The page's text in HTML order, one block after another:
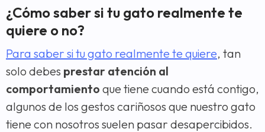
¿Cómo saber si tu gato realmente te
quiere o no?
Para saber si tu gato realmente te quiere, tan
solo debes prestar atención al
comportamiento que tiene cuando está contigo,
algunos de los gestos cariñosos que nuestro gato
tiene con nosotros suelen pasar desapercibidos.